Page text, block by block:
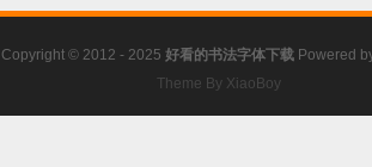
Copyright © 2012 - 2025 好看的书法字体下载 Powered
Theme By XiaoBoy